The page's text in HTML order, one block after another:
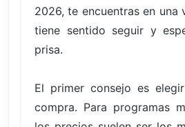
2026, te encuentras en una
tiene sentido seguir y
prisa.
El primer consejo es
compra. Para programas